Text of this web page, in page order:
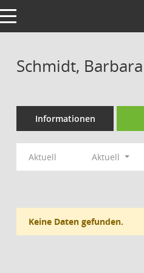
navigation
Schmidt, Barbara
Informationen
Aktuell Aktuell
Keine Daten gefunden.